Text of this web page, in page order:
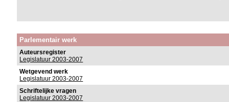
Parlementair werk
Auteursregister
Legislatuur 2003-2007
Wetgevend werk
Legislatuur 2003-2007
Schriftelijke vragen
Legislatuur 2003-2007